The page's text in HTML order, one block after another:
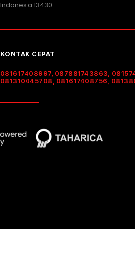
Indonesia 13430
KONTAK CEPAT
081617408997, 087881743863,
081310045708, 081617408756,